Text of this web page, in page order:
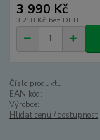
3 990 Kč
3 298 Kč bez DPH
Číslo produktu:
EAN kód:
Výrobce:
Hlídat cenu / dostupnost